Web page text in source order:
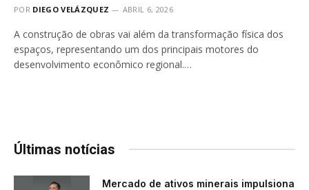
POR DIEGO VELÁZQUEZ ABRIL 6, 2026
A construção de obras vai além da transformação física dos
espaços, representando um dos principais motores do
desenvolvimento econômico regional.…
Últimas notícias
Mercado de ativos minerais impulsiona